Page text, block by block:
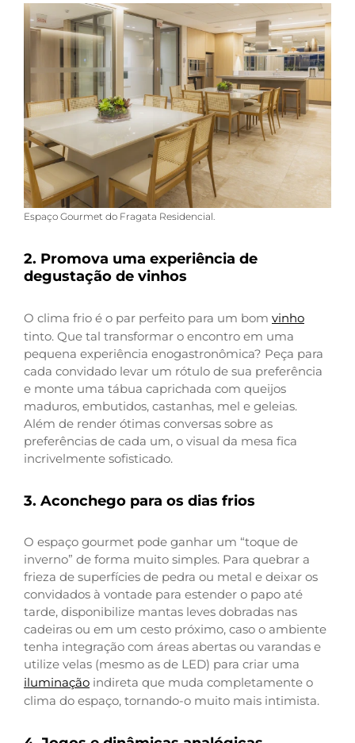
Espaço Gourmet do Fragata Residencial.
2. Promova uma experiência de
degustação de vinhos
O clima frio é o par perfeito para um bom vinho
tinto. Que tal transformar o encontro em uma
pequena experiência enogastronômica? Peça para
cada convidado levar um rótulo de sua preferência
e monte uma tábua caprichada com queijos
maduros, embutidos, castanhas, mel e geleias.
Além de render ótimas conversas sobre as
preferências de cada um, o visual da mesa fica
incrivelmente sofisticado.
3. Aconchego para os dias frios
O espaço gourmet pode ganhar um “toque de
inverno” de forma muito simples. Para quebrar a
frieza de superfícies de pedra ou metal e deixar os
convidados à vontade para estender o papo até
tarde, disponibilize mantas leves dobradas nas
cadeiras ou em um cesto próximo, caso o ambiente
tenha integração com áreas abertas ou varandas e
utilize velas (mesmo as de LED) para criar uma
iluminação indireta que muda completamente o
clima do espaço, tornando-o muito mais intimista.